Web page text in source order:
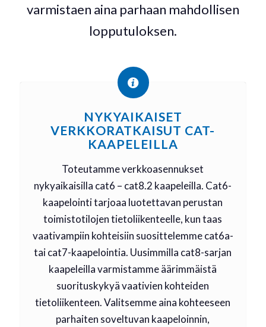
varmistaen aina parhaan mahdollisen
lopputuloksen.
NYKYAIKAISET
VERKKORATKAISUT CAT-
KAAPELEILLA
Toteutamme verkkoasennukset
nykyaikaisilla cat6 – cat8.2 kaapeleilla. Cat6-
kaapelointi tarjoaa luotettavan perustan
toimistotilojen tietoliikenteelle, kun taas
vaativampiin kohteisiin suosittelemme cat6a-
tai cat7-kaapelointia. Uusimmilla cat8-sarjan
kaapeleilla varmistamme äärimmäistä
suorituskykyä vaativien kohteiden
tietoliikenteen. Valitsemme aina kohteeseen
parhaiten soveltuvan kaapeloinnin,